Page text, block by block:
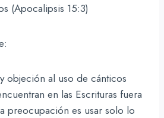
(Apocalipsis 15:3)
objeción al uso de cánticos
en las Escrituras fuera
preocupación es usar solo lo